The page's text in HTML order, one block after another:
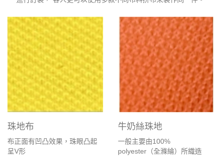
珠地布
布正面有凹凸效果，珠眼凸起
呈V形
牛奶絲珠地
一般主要由100%
polyester（全滌綸）所織造